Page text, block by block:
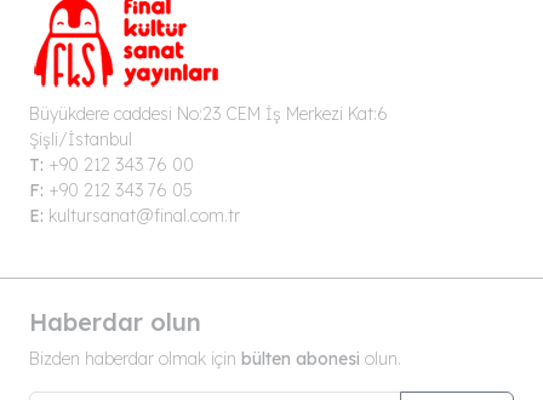
Büyükdere caddesi No:23 CEM İş Merkezi Kat:6
Şişli/İstanbul
T: +90 212 343 76 00
F: +90 212 343 76 05
E: kultursanat@final.com.tr
Haberdar olun
Bizden haberdar olmak için bülten abonesi olun.